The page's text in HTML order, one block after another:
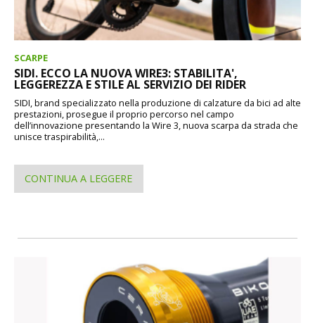
SCARPE
SIDI. ECCO LA NUOVA WIRE3: STABILITA',
LEGGEREZZA E STILE AL SERVIZIO DEI RIDER
SIDI, brand specializzato nella produzione di calzature da bici ad alte
prestazioni, prosegue il proprio percorso nel campo
dell’innovazione presentando la Wire 3, nuova scarpa da strada che
unisce traspirabilità,...
CONTINUA A LEGGERE